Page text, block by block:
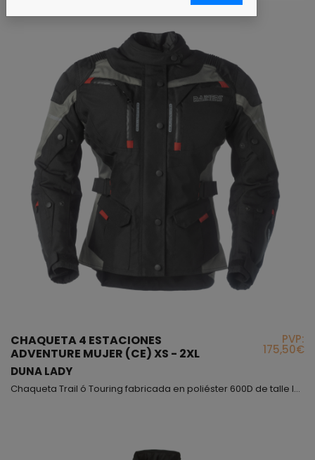
CHAQUETA 4 ESTACIONES
ADVENTURE MUJER (CE) XS - 2XL
DUNA LADY
PVP:
175,50€
Chaqueta Trail ó Touring fabricada en poliéster 600D de talle largo, puedes darle ambos usos, también la encontraras en versión hombre. Este modelo puedes usarlo en cualquier época del año ya que tanto el forro térmico como la membrana impermeable son desmontables, además lleva dos paneles delanteros a la altura del pecho que puedes abrir para obtener mayor ventilación, los paneles son de rejilla transpirable. También va equipada con diferentes tomas de aire, dos b...